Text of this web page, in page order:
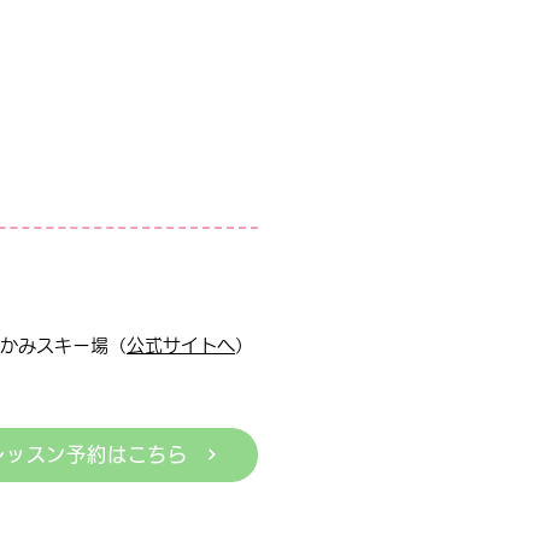
ッスン予約はこちら
みスキー場（公式サイトへ）